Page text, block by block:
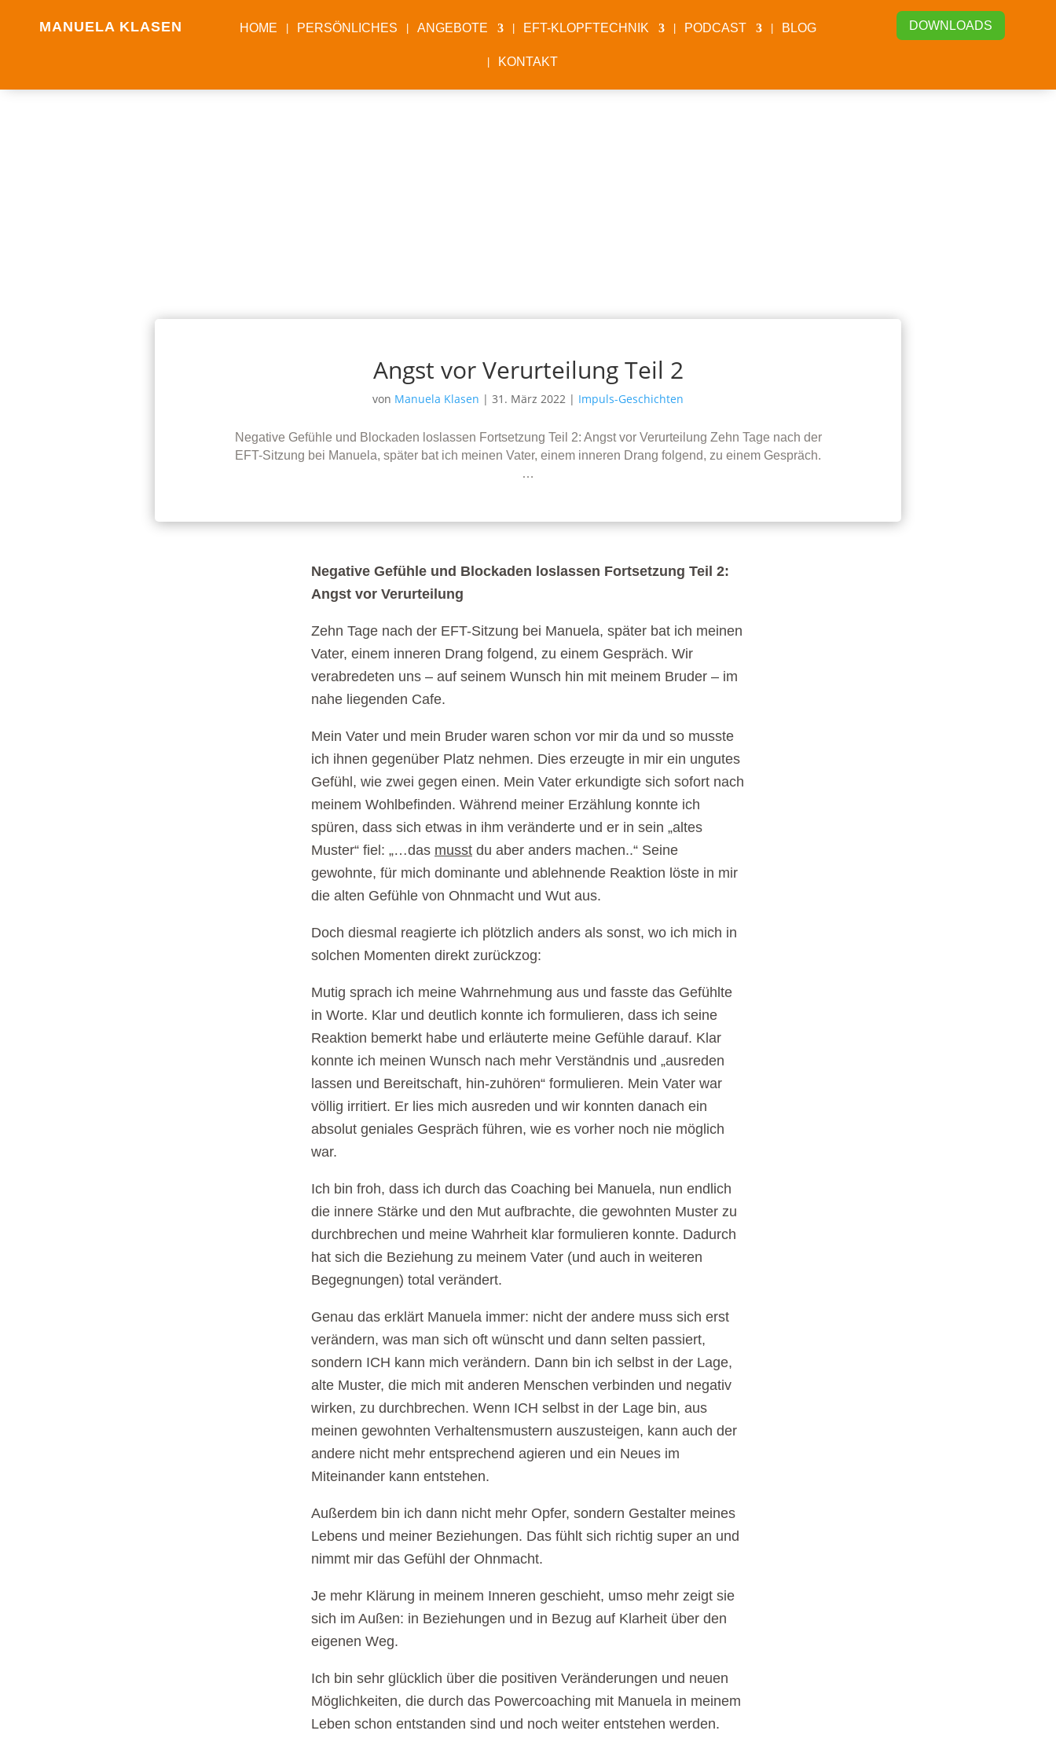
MANUELA KLASEN HOME PERSÖNLICHES ANGEBOTE EFT-KLOPFTECHNIK PODCAST BLOG
KONTAKT
DOWNLOADS
Angst vor Verurteilung Teil 2
von Manuela Klasen | 31. März 2022 | Impuls-Geschichten
Negative Gefühle und Blockaden loslassen Fortsetzung Teil 2: Angst vor Verurteilung Zehn Tage nach der
EFT-Sitzung bei Manuela, später bat ich meinen Vater, einem inneren Drang folgend, zu einem Gespräch.
…
Negative Gefühle und Blockaden loslassen Fortsetzung Teil 2:
Angst vor Verurteilung
Zehn Tage nach der EFT-Sitzung bei Manuela, später bat ich meinen
Vater, einem inneren Drang folgend, zu einem Gespräch. Wir
verabredeten uns – auf seinem Wunsch hin mit meinem Bruder – im
nahe liegenden Cafe.
Mein Vater und mein Bruder waren schon vor mir da und so musste
ich ihnen gegenüber Platz nehmen. Dies erzeugte in mir ein ungutes
Gefühl, wie zwei gegen einen. Mein Vater erkundigte sich sofort nach
meinem Wohlbefinden. Während meiner Erzählung konnte ich
spüren, dass sich etwas in ihm veränderte und er in sein „altes
Muster“ fiel: „…das musst du aber anders machen..“ Seine
gewohnte, für mich dominante und ablehnende Reaktion löste in mir
die alten Gefühle von Ohnmacht und Wut aus.
Doch diesmal reagierte ich plötzlich anders als sonst, wo ich mich in
solchen Momenten direkt zurückzog:
Mutig sprach ich meine Wahrnehmung aus und fasste das Gefühlte
in Worte. Klar und deutlich konnte ich formulieren, dass ich seine
Reaktion bemerkt habe und erläuterte meine Gefühle darauf. Klar
konnte ich meinen Wunsch nach mehr Verständnis und „ausreden
lassen und Bereitschaft, hin-zuhören“ formulieren. Mein Vater war
völlig irritiert. Er lies mich ausreden und wir konnten danach ein
absolut geniales Gespräch führen, wie es vorher noch nie möglich
war.
Ich bin froh, dass ich durch das Coaching bei Manuela, nun endlich
die innere Stärke und den Mut aufbrachte, die gewohnten Muster zu
durchbrechen und meine Wahrheit klar formulieren konnte. Dadurch
hat sich die Beziehung zu meinem Vater (und auch in weiteren
Begegnungen) total verändert.
Genau das erklärt Manuela immer: nicht der andere muss sich erst
verändern, was man sich oft wünscht und dann selten passiert,
sondern ICH kann mich verändern. Dann bin ich selbst in der Lage,
alte Muster, die mich mit anderen Menschen verbinden und negativ
wirken, zu durchbrechen. Wenn ICH selbst in der Lage bin, aus
meinen gewohnten Verhaltensmustern auszusteigen, kann auch der
andere nicht mehr entsprechend agieren und ein Neues im
Miteinander kann entstehen.
Außerdem bin ich dann nicht mehr Opfer, sondern Gestalter meines
Lebens und meiner Beziehungen. Das fühlt sich richtig super an und
nimmt mir das Gefühl der Ohnmacht.
Je mehr Klärung in meinem Inneren geschieht, umso mehr zeigt sie
sich im Außen: in Beziehungen und in Bezug auf Klarheit über den
eigenen Weg.
Ich bin sehr glücklich über die positiven Veränderungen und neuen
Möglichkeiten, die durch das Powercoaching mit Manuela in meinem
Leben schon entstanden sind und noch weiter entstehen werden.